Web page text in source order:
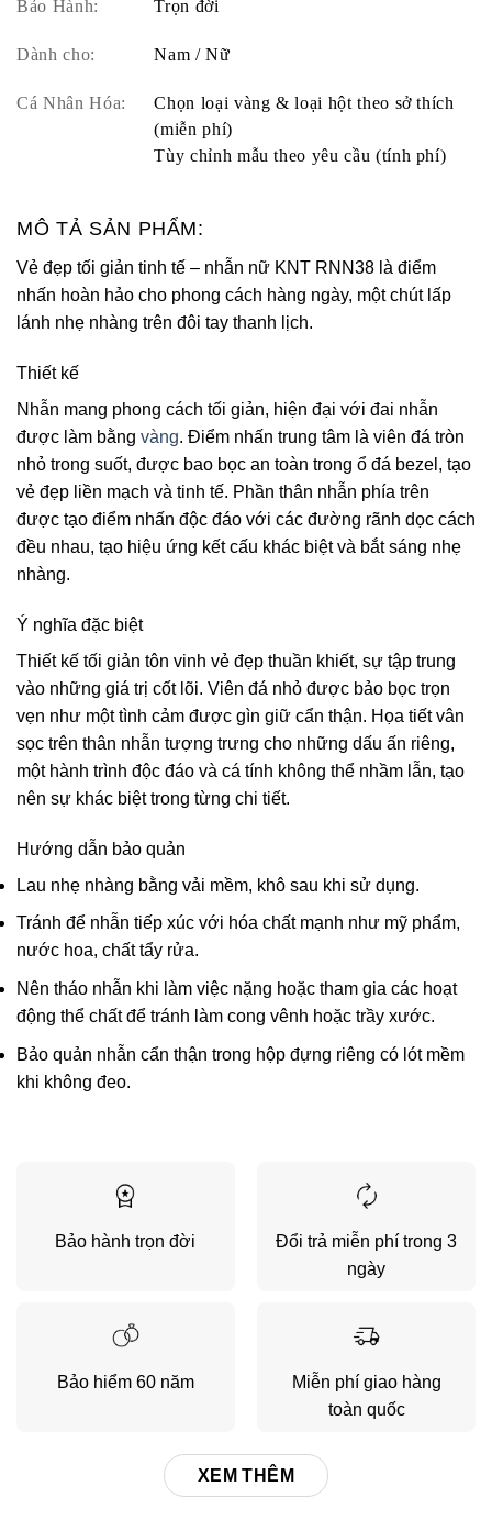
Bảo Hành: Trọn đời
Dành cho: Nam / Nữ
Cá Nhân Hóa:
Chọn loại vàng & loại hột theo sở thích
(miễn phí)
Tùy chỉnh mẫu theo yêu cầu (tính phí)
MÔ TẢ SẢN PHẨM:
Vẻ đẹp tối giản tinh tế – nhẫn nữ KNT RNN38 là điểm
nhấn hoàn hảo cho phong cách hàng ngày, một chút lấp
lánh nhẹ nhàng trên đôi tay thanh lịch.
Thiết kế
Nhẫn mang phong cách tối giản, hiện đại với đai nhẫn
được làm bằng vàng. Điểm nhấn trung tâm là viên đá tròn
nhỏ trong suốt, được bao bọc an toàn trong ổ đá bezel, tạo
vẻ đẹp liền mạch và tinh tế. Phần thân nhẫn phía trên
được tạo điểm nhấn độc đáo với các đường rãnh dọc cách
đều nhau, tạo hiệu ứng kết cấu khác biệt và bắt sáng nhẹ
nhàng.
Ý nghĩa đặc biệt
Thiết kế tối giản tôn vinh vẻ đẹp thuần khiết, sự tập trung
vào những giá trị cốt lõi. Viên đá nhỏ được bảo bọc trọn
vẹn như một tình cảm được gìn giữ cẩn thận. Họa tiết vân
sọc trên thân nhẫn tượng trưng cho những dấu ấn riêng,
một hành trình độc đáo và cá tính không thể nhầm lẫn, tạo
nên sự khác biệt trong từng chi tiết.
Hướng dẫn bảo quản
Lau nhẹ nhàng bằng vải mềm, khô sau khi sử dụng.
Tránh để nhẫn tiếp xúc với hóa chất mạnh như mỹ phẩm,
nước hoa, chất tẩy rửa.
Nên tháo nhẫn khi làm việc nặng hoặc tham gia các hoạt
động thể chất để tránh làm cong vênh hoặc trầy xước.
Bảo quản nhẫn cẩn thận trong hộp đựng riêng có lót mềm
khi không đeo.
Bảo hành trọn đời
Đổi trả miễn phí trong 3
ngày
Bảo hiểm 60 năm
Miễn phí giao hàng
toàn quốc
XEM THÊM